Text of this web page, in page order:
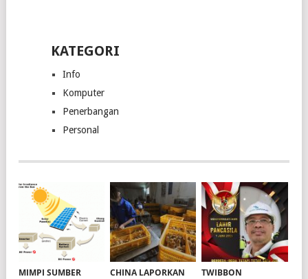
KATEGORI
Info
Komputer
Penerbangan
Personal
MIMPI SUMBER CHINA LAPORKAN TWIBBON